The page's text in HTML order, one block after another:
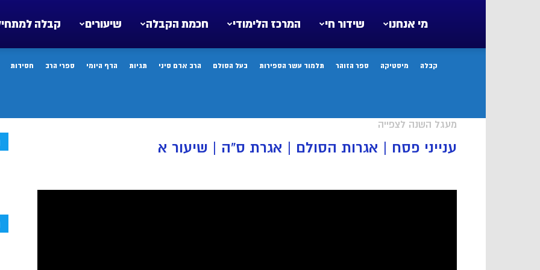
קבלה שיעורים חכמת הקבלה המרכז הלימודי שידור חי מי אנחנו
קבלה מיסטיקה ספר הזוהר תלמוד עשר הספירות בעל הסולם הרב אדם סיני תגיות הדף היומי ספרי הרב חסידות
מעגל השנה לצפייה
ענייני פסח | אגרות הסולם | אגרת ס”ה | שיעור א